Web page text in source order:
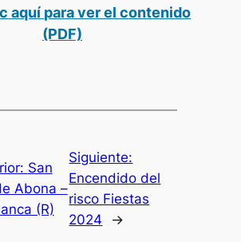
aquí para ver el contenido
(PDF)
San
Abona –
(R)
Siguiente:
Encendido del
risco Fiestas
2024
→